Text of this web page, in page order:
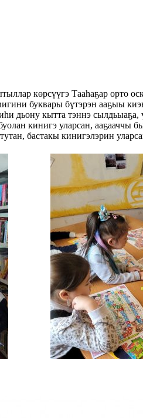
көрсүүгэ Тааһаҕар орто
буквары бүтэрэн ааҕыы
дьону кытта тэннэ
кинигэ уларсан,
бастакы кинигэлэрин